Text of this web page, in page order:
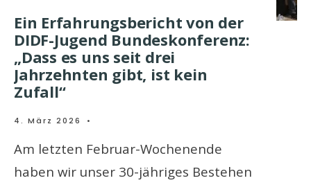
Ein Erfahrungsbericht von der
DIDF-Jugend Bundeskonferenz:
„Dass es uns seit drei
Jahrzehnten gibt, ist kein
Zufall“
4. März 2026 •
Am letzten Februar-Wochenende
haben wir unser 30-jähriges Bestehen